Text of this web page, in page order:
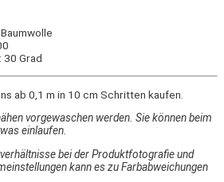
30 Grad
ab 0,1 m in 10 cm Schritten kaufen.
vorgewaschen werden. Sie können beim
einlaufen.
bei der Produktfotografie und
kann es zu Farbabweichungen